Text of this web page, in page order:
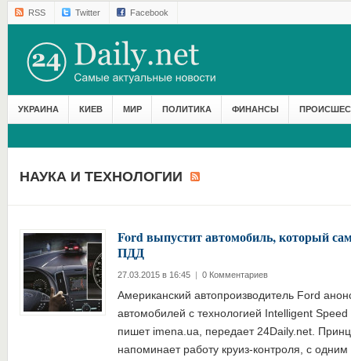
RSS Twitter Facebook
УКРАИНА КИЕВ МИР ПОЛИТИКА ФИНАНСЫ
НАУКА И ТЕХНОЛОГИИ
Ford выпустит автомобиль, который
ПДД
27.03.2015 в 16:45 | 0 Комментариев
Американский автопроизводитель Ford
автомобилей с технологией Intelligent
пишет imena.ua, передает 24Daily.net.
напоминает работу круиз-контроля, с